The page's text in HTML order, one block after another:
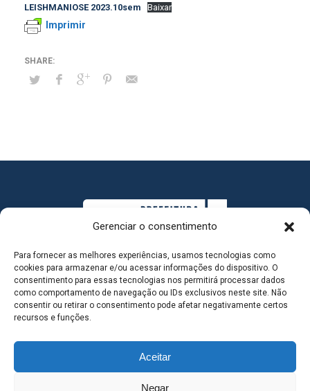
Gerenciar o consentimento
Para fornecer as melhores experiências, usamos tecnologias como
cookies para armazenar e/ou acessar informações do dispositivo. O
consentimento para essas tecnologias nos permitirá processar dados
como comportamento de navegação ou IDs exclusivos neste site. Não
consentir ou retirar o consentimento pode afetar negativamente certos
recursos e funções.
Aceitar
Negar
LEISHMANIOSE 2023.10sem
Baixar
Imprimir
MAPA DO SITE